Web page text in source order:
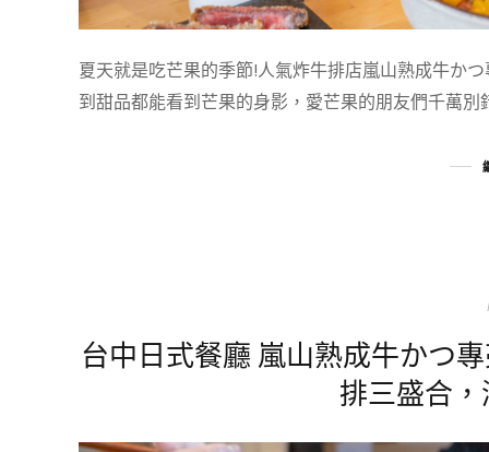
夏天就是吃芒果的季節!人氣炸牛排店嵐山熟成牛か
到甜品都能看到芒果的身影，愛芒果的朋友們千萬別
台中日式餐廳 嵐山熟成牛かつ
排三盛合